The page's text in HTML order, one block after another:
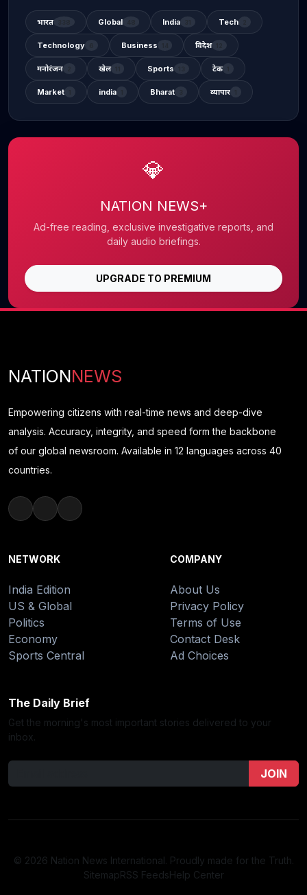
भारत Global India Tech
Technology Business विदेश
मनोरंजन खेल Sports टेक
Market india Bharat व्यापार
💎
NATION NEWS+
Ad-free reading, exclusive investigative reports, and
daily audio briefings.
UPGRADE TO PREMIUM
NATIONNEWS
Empowering citizens with real-time news and deep-dive
analysis. Accuracy, integrity, and speed form the backbone
of our global newsroom. Available in 12 languages across 40
countries.
NETWORK
India Edition
US & Global
Politics
Economy
Sports Central
COMPANY
About Us
Privacy Policy
Terms of Use
Contact Desk
Ad Choices
The Daily Brief
Get the morning's most important stories delivered to your
inbox.
JOIN
© 2026 Nation News International. Proudly made for the Truth.
SitemapRSS FeedsHelp Center